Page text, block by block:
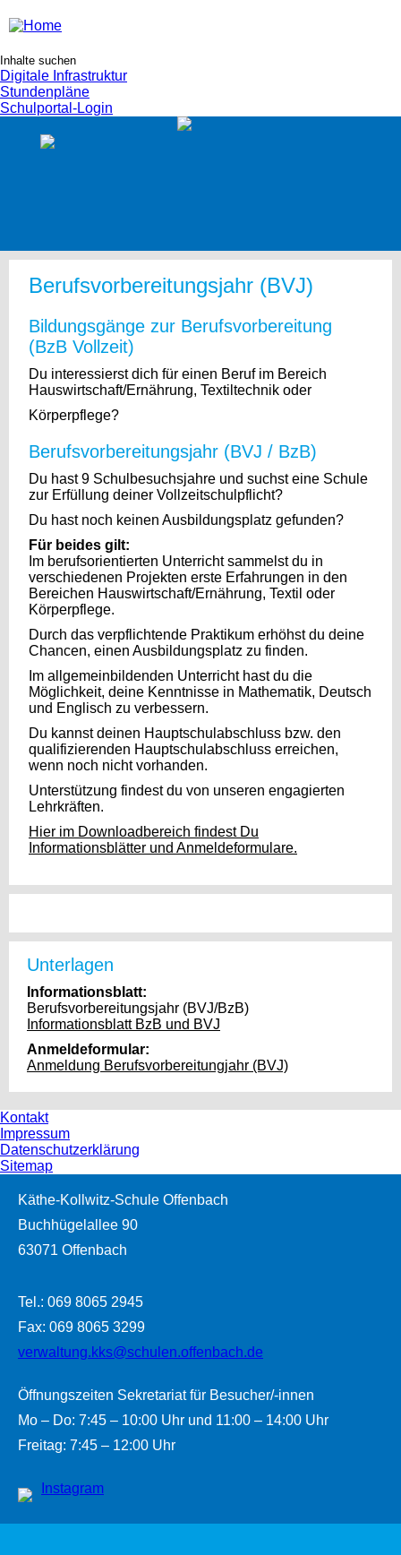
Digitale Infrastruktur
Stundenpläne
Schulportal-Login
Berufsvorbereitungsjahr (BVJ)
Bildungsgänge zur Berufsvorbereitung
(BzB Vollzeit)
Du interessierst dich für einen Beruf im Bereich
Hauswirtschaft/Ernährung, Textiltechnik oder
Körperpflege?
Berufsvorbereitungsjahr (BVJ / BzB)
Du hast 9 Schulbesuchsjahre und suchst eine Schule
zur Erfüllung deiner Vollzeitschulpflicht?
Du hast noch keinen Ausbildungsplatz gefunden?
Für beides gilt:
Im berufsorientierten Unterricht sammelst du in
verschiedenen Projekten erste Erfahrungen in den
Bereichen Hauswirtschaft/Ernährung, Textil oder
Körperpflege.
Durch das verpflichtende Praktikum erhöhst du deine
Chancen, einen Ausbildungsplatz zu finden.
Im allgemeinbildenden Unterricht hast du die
Möglichkeit, deine Kenntnisse in Mathematik, Deutsch
und Englisch zu verbessern.
Du kannst deinen Hauptschulabschluss bzw. den
qualifizierenden Hauptschulabschluss erreichen,
wenn noch nicht vorhanden.
Unterstützung findest du von unseren engagierten
Lehrkräften.
Hier im Downloadbereich findest Du
Informationsblätter und Anmeldeformulare.
Unterlagen
Informationsblatt:
Berufsvorbereitungsjahr (BVJ/BzB)
Informationsblatt BzB und BVJ
Anmeldeformular:
Anmeldung Berufsvorbereitungjahr (BVJ)
Kontakt
Impressum
Datenschutzerklärung
Sitemap
Käthe-Kollwitz-Schule Offenbach
Buchhügelallee 90
63071 Offenbach
Tel.: 069 8065 2945
Fax: 069 8065 3299
verwaltung.kks@schulen.offenbach.de
Öffnungszeiten Sekretariat für Besucher/-innen
Mo – Do: 7:45 – 10:00 Uhr und 11:00 – 14:00 Uhr
Freitag: 7:45 – 12:00 Uhr
Instagram